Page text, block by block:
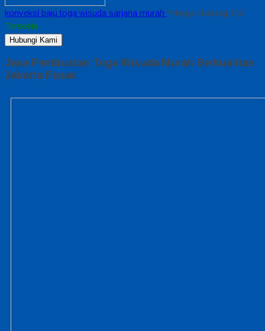
konveksi baju toga wisuda sarjana murah *Harga Hubungi CS
Tersedia
Hubungi Kami
Jasa Pembuatan Toga Wisuda Murah Berkualitas
Jakarta Pusat